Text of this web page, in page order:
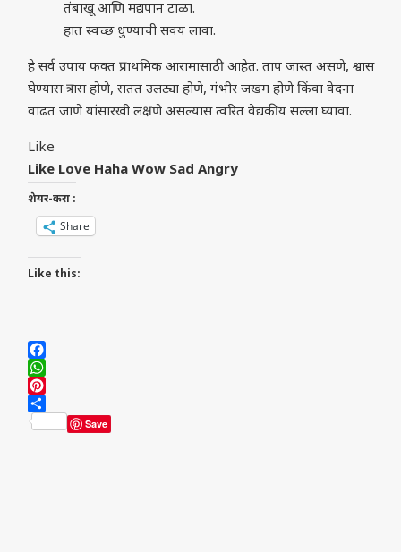
तंबाखू आणि मद्यपान टाळा.
हात स्वच्छ धुण्याची सवय लावा.
हे सर्व उपाय फक्त प्राथमिक आरामासाठी आहेत. ताप जास्त असणे, श्वास
घेण्यास त्रास होणे, सतत उलट्या होणे, गंभीर जखम होणे किंवा वेदना
वाढत जाणे यांसारखी लक्षणे असल्यास त्वरित वैद्यकीय सल्ला घ्यावा.
Like
Like Love Haha Wow Sad Angry
शेयर-करा :
Share
Like this:
Facebook
WhatsApp
Pinterest
Share
Save